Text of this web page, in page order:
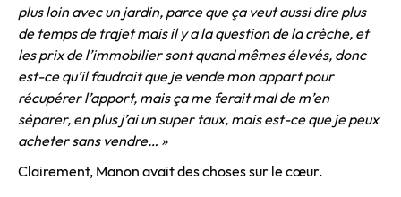
plus loin avec un jardin, parce que ça veut aussi dire plus
de temps de trajet mais il y a la question de la crèche, et
les prix de l’immobilier sont quand mêmes élevés, donc
est-ce qu’il faudrait que je vende mon appart pour
récupérer l’apport, mais ça me ferait mal de m’en
séparer, en plus j’ai un super taux, mais est-ce que je peux
acheter sans vendre… »
Clairement, Manon avait des choses sur le cœur.